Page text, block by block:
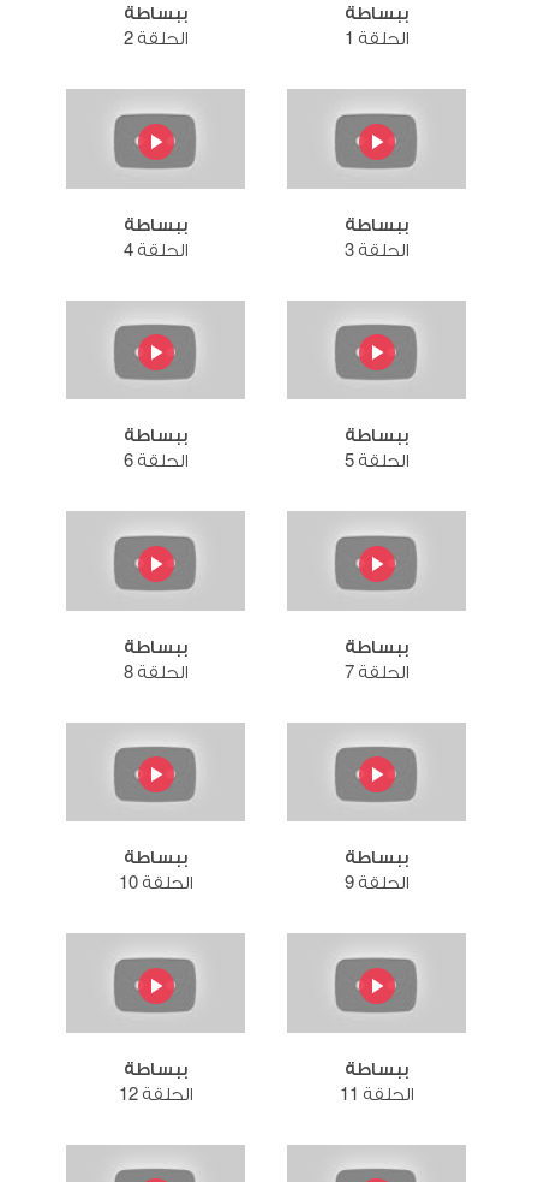
ببساطة
الحلقة 1
ببساطة
الحلقة 2
ببساطة
الحلقة 3
ببساطة
الحلقة 4
ببساطة
الحلقة 5
ببساطة
الحلقة 6
ببساطة
الحلقة 7
ببساطة
الحلقة 8
ببساطة
الحلقة 9
ببساطة
الحلقة 10
ببساطة
الحلقة 11
ببساطة
الحلقة 12